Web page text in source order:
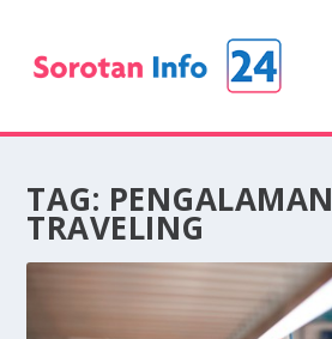
TAG: PENGALAMAN
TRAVELING